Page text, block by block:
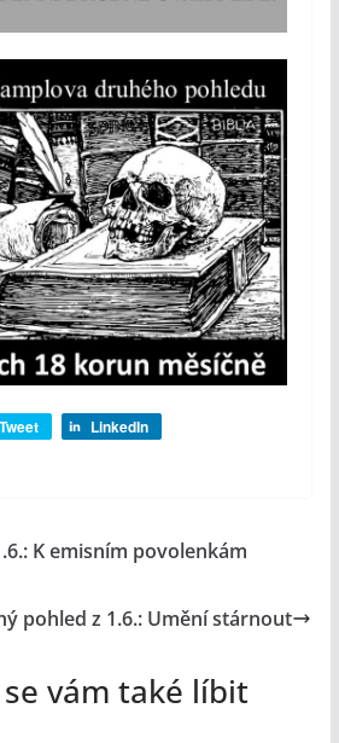
Tweet LinkedIn
K emisním povolenkám
pohled z 1.6.: Umění stárnout
vám také líbit